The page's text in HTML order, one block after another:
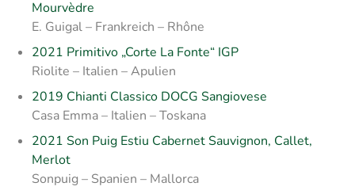
Mourvèdre
E. Guigal – Frankreich – Rhône
2021 Primitivo „Corte La Fonte“ IGP
Riolite – Italien – Apulien
2019 Chianti Classico DOCG Sangiovese
Casa Emma – Italien – Toskana
2021 Son Puig Estiu Cabernet Sauvignon, Callet,
Merlot
Sonpuig – Spanien – Mallorca